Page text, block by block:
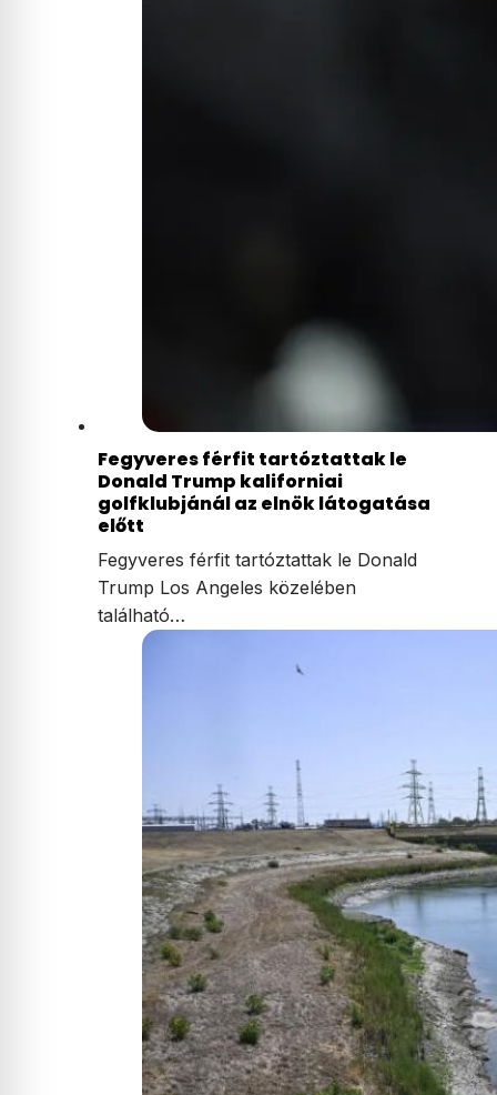
Fegyveres férfit tartóztattak le
Donald Trump kaliforniai
golfklubjánál az elnök látogatása
előtt
Fegyveres férfit tartóztattak le Donald
Trump Los Angeles közelében
található…